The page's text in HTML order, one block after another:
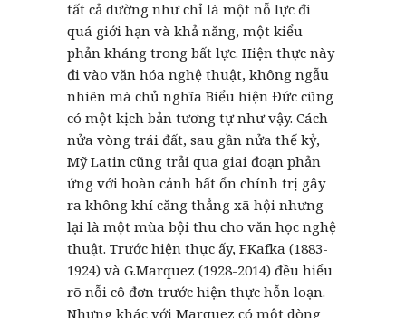
tất cả dường như chỉ là một nỗ lực đi
quá giới hạn và khả năng, một kiểu
phản kháng trong bất lực. Hiện thực này
đi vào văn hóa nghệ thuật, không ngẫu
nhiên mà chủ nghĩa Biểu hiện Đức cũng
có một kịch bản tương tự như vậy. Cách
nửa vòng trái đất, sau gần nửa thế kỷ,
Mỹ Latin cũng trải qua giai đoạn phản
ứng với hoàn cảnh bất ổn chính trị gây
ra không khí căng thẳng xã hội nhưng
lại là một mùa bội thu cho văn học nghệ
thuật. Trước hiện thực ấy, F.Kafka (1883-
1924) và G.Marquez (1928-2014) đều hiểu
rõ nỗi cô đơn trước hiện thực hỗn loạn.
Nhưng khác với Marquez có một dòng